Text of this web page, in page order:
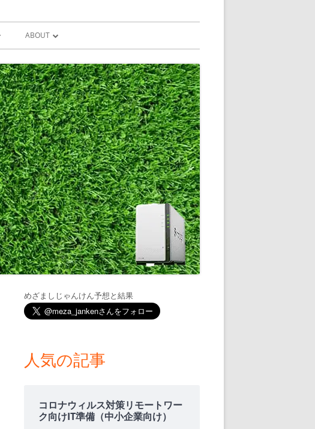
一覧 V1
前に通知①GOOGLE HOME
ライン通知
音声コマンドで、パソコ
ダウンする
音声コマンドで、パソコ
）でLINE通知
ソコンシャットダウンと
をGOOGLE HOME
アナウンス
す前に通知②ピンポイント雨予
ABOUT
MISSION
メ
ン
めざましじゃんけん予想と結果
人気の記事
コロナウィルス対策リモートワー
ク向けIT準備（中小企業向け）